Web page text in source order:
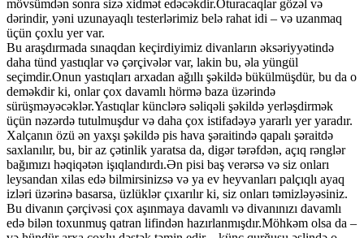
mövsümdən sonra sizə xidmət edəcəkdir.Oturacaqlar gözəl və
dərindir, yəni uzunayaqlı testerlərimiz belə rahat idi – və uzanmaq
üçün çoxlu yer var.
Bu araşdırmada sınaqdan keçirdiyimiz divanların əksəriyyətində
daha tünd yastıqlar və çərçivələr var, lakin bu, əla yüngül
seçimdir.Onun yastıqları arxadan ağıllı şəkildə bükülmüşdür, bu da o
deməkdir ki, onlar çox davamlı hörmə baza üzərində
sürüşməyəcəklər.Yastıqlar künclərə səliqəli şəkildə yerləşdirmək
üçün nəzərdə tutulmuşdur və daha çox istifadəyə yararlı yer yaradır.
Xalçanın özü ən yaxşı şəkildə pis hava şəraitində qapalı şəraitdə
saxlanılır, bu, bir az çətinlik yaratsa da, digər tərəfdən, açıq rənglər
bağımızı həqiqətən işıqlandırdı.Ən pisi baş verərsə və siz onları
leysandan xilas edə bilmirsinizsə və ya ev heyvanları palçıqlı ayaq
izləri üzərinə basarsa, üzlüklər çıxarılır ki, siz onları təmizləyəsiniz.
Bu divanın çərçivəsi çox aşınmaya davamlı və divanınızı davamlı
edə bilən toxunmuş qatran lifindən hazırlanmışdır.Möhkəm olsa da –